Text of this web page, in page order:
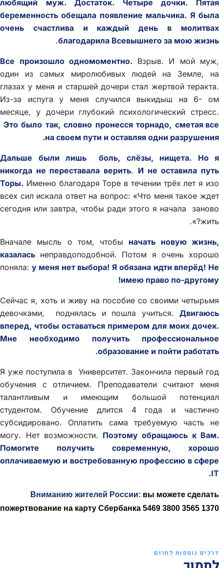
любящий муж. Достаток. Четыре дочки. Пятая
беременность обещала появление мальчика. Я была
очень счастлива и каждый день в молитвах
благодарила Всевышнего за мою жизнь
.
Все произошло одномоментно. Взрыв. И мой муж,
один из самых миролюбивых людей на Земле, на
глазах у меня и старшей дочери стал жертвой теракта.
Из-за испуга у меня случился выкидыш на 6- ом
месяце, у дочери глубокий психологический стресс.
Это было так, словно пронесся торнадо, сметая все
на своем пути и оставляя одни разрушения.
Дальше были лишь боль, слёзы, нищета. Но я
никогда не переставала верить. И не оставила путь
Торы. Именно благодаря Торе в течении трёх лет я изо
всех сил искала ответ на вопрос: «Что меня такое ждет
сегодня или завтра, чтобы ради этого я начала заново
жить?».
Вначале мысль о том, чтобы начать новую жизнь,
казалась неправдоподобной. Потом я очень хорошо
поняла: у меня нет выбора! Я обязана идти вперёд! Не
имею право по-другому!
Сейчас я, хоть и живу на пособие со своими четырьмя
девочками, поднялась и пошла учиться. Двигаюсь
вперед, чтобы оставаться примером для моих дочек.
Мне необходимо получить профессиональное
образование и пойти работать.
Я уже поступила в Университет. Закончила первый год
обучения с отличием. Преподаватели считают меня
талантливым и имеющим большой потенциал
студентом. Обучение длится 4 года и частично
субсидировано. Оплатить сама требуемую часть не
могу. Нет возможности. Поэтому обращаюсь к Вам.
Помогите получить современную, хорошо
оплачиваемую и востребованную профессию в сфере
IT.
Вниманию жителей России: вы можете сделать
пожертвование на карту Сбербанка 5469 3800 3565 1370
דרכים נוספות לתרום